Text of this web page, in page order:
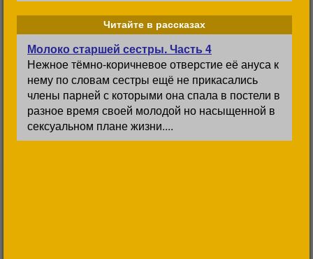
Читайте в рассказах
Молоко старшей сестры. Часть 4
Нежное тёмно-коричневое отверстие её ануса к
нему по словам сестры ещё не прикасались
члены парней с которыми она спала в постели в
разное время своей молодой но насыщенной в
сексуальном плане жизни....